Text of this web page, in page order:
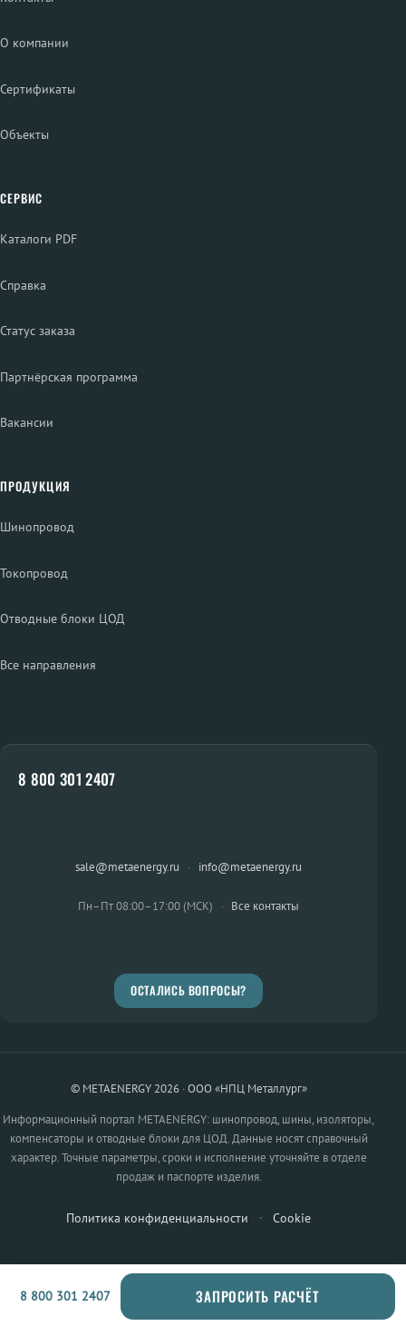
О компании
Сертификаты
Объекты
СЕРВИС
Каталоги PDF
Справка
Статус заказа
Партнёрская программа
Вакансии
ПРОДУКЦИЯ
Шинопровод
Токопровод
Отводные блоки ЦОД
Все направления
8 800 301 2407
sale@metaenergy.ru · info@metaenergy.ru
Пн–Пт 08:00–17:00 (МСК) · Все контакты
ОСТАЛИСЬ ВОПРОСЫ?
© METAENERGY 2026 · ООО «НПЦ Металлург»
Информационный портал METAENERGY: шинопровод, шины, изоляторы,
компенсаторы и отводные блоки для ЦОД. Данные носят справочный
характер. Точные параметры, сроки и исполнение уточняйте в отделе
продаж и паспорте изделия.
Политика конфиденциальности · Cookie
8 800 301 2407 ЗАПРОСИТЬ РАСЧЁТ